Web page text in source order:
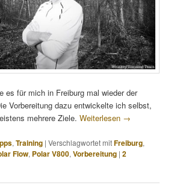
es für mich in Freiburg mal wieder der
Vorbereitung dazu entwickelte ich selbst,
mehrere Ziele.Weiterlesen →
,Training |Verschlagwortet mitFreiburg,
Flow, Polar V800,Vorbereitung |2